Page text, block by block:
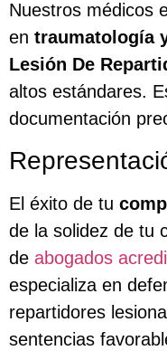
Nuestros médicos
en traumatología
Lesión De
altos estándares.
documentación
El éxito de tu
de la solidez de tu
de abogados
especializa en
repartidores
sentencias